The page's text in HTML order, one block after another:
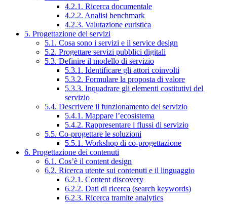
4.2.1. Ricerca documentale
4.2.2. Analisi benchmark
4.2.3. Valutazione euristica
5. Progettazione dei servizi
5.1. Cosa sono i servizi e il service design
5.2. Progettare servizi pubblici digitali
5.3. Definire il modello di servizio
5.3.1. Identificare gli attori coinvolti
5.3.2. Formulare la proposta di valore
5.3.3. Inquadrare gli elementi costitutivi del
servizio
5.4. Descrivere il funzionamento del servizio
5.4.1. Mappare l’ecosistema
5.4.2. Rappresentare i flussi di servizio
5.5. Co-progettare le soluzioni
5.5.1. Workshop di co-progettazione
6. Progettazione dei contenuti
6.1. Cos’è il content design
6.2. Ricerca utente sui contenuti e il linguaggio
6.2.1. Content discovery
6.2.2. Dati di ricerca (search keywords)
6.2.3. Ricerca tramite analytics